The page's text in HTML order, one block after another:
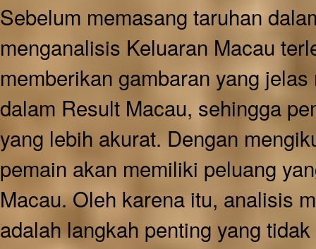
Sebelum memasang taruhan
menganalisis Keluaran Macau
memberikan gambaran yang
dalam Result Macau, sehingga
yang lebih akurat. Dengan
pemain akan memiliki peluang
Macau. Oleh karena itu, analisis
adalah langkah penting yang